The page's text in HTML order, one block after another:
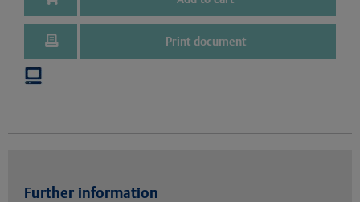
Print document
Further information